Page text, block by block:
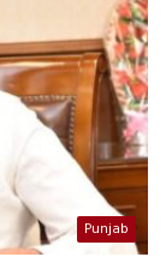
Punjab